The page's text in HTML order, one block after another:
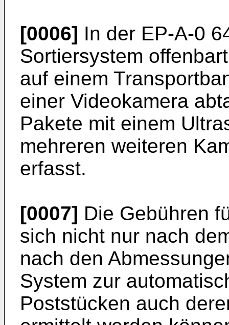
[0006] In der EP-A-0
Sortiersystem
auf einem
einer Videokamera
Pakete mit einem
mehreren weiteren
erfasst.
[0007] Die Gebühren
sich nicht nur nach
nach den
System zur
Poststücken auch